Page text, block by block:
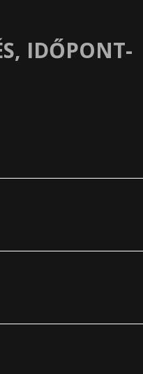
IDŐPONT-